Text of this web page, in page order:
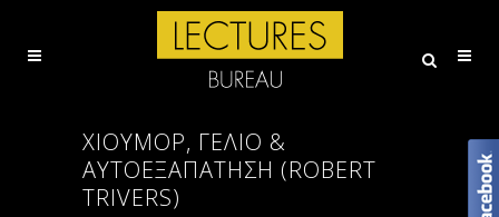
ΧΙΟΥΜΟΡ, ΓΕΛΙΟ &
ΑΥΤΟΕΞΑΠΑΤΗΣΗ (ROBERT
TRIVERS)